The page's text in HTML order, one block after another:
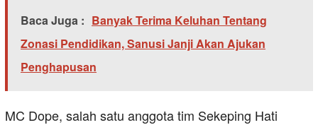
Baca Juga : Banyak Terima Keluhan Tentang
Zonasi Pendidikan, Sanusi Janji Akan Ajukan
Penghapusan
MC Dope, salah satu anggota tim Sekeping Hati